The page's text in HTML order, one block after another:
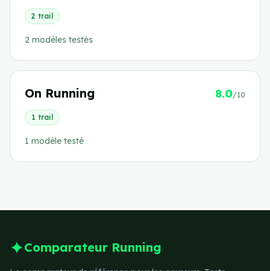
2 trail
2 modèles testés
On Running 8.0/10
1 trail
1 modèle testé
Comparateur Running